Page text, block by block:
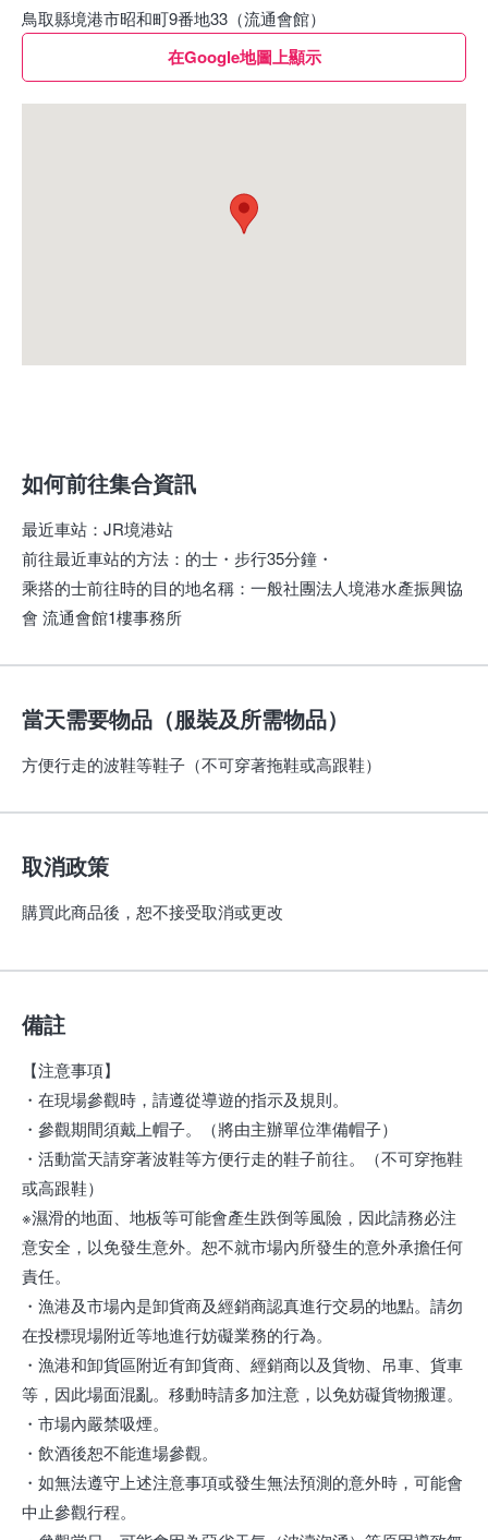
鳥取縣境港市昭和町9番地33（流通會館）
在Google地圖上顯示
如何前往集合資訊
最近車站 ： JR境港站
前往最近車站的方法 ： 的士・步行35分鐘・
乘搭的士前往時的目的地名稱 ： 一般社團法人境港水產振興協
會 流通會館1樓事務所
當天需要物品（服裝及所需物品）
方便行走的波鞋等鞋子（不可穿著拖鞋或高跟鞋）
取消政策
購買此商品後，恕不接受取消或更改
備註
【注意事項】
・在現場參觀時，請遵從導遊的指示及規則。
・參觀期間須戴上帽子。（將由主辦單位準備帽子）
・活動當天請穿著波鞋等方便行走的鞋子前往。（不可穿拖鞋
或高跟鞋）
※濕滑的地面、地板等可能會產生跌倒等風險，因此請務必注
意安全，以免發生意外。恕不就市場內所發生的意外承擔任何
責任。
・漁港及市場內是卸貨商及經銷商認真進行交易的地點。請勿
在投標現場附近等地進行妨礙業務的行為。
・漁港和卸貨區附近有卸貨商、經銷商以及貨物、吊車、貨車
等，因此場面混亂。移動時請多加注意，以免妨礙貨物搬運。
・市場內嚴禁吸煙。
・飲酒後恕不能進場參觀。
・如無法遵守上述注意事項或發生無法預測的意外時，可能會
中止參觀行程。